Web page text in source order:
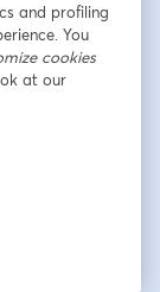
and profiling
You
cookies
at our